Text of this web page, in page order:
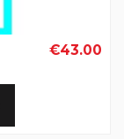
€43.00